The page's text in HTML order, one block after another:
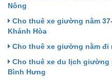
Nông
Cho thuê xe giường nằm
Khánh Hòa
Cho thuê xe giường nằm đi
Cho thuê xe du lịch giường
Bình Hưng